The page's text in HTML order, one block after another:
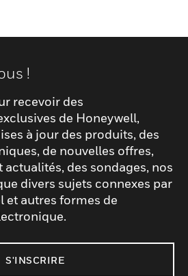
!
recevoir des
de Honeywell,
à jour des produits, des
de nouvelles offres,
actualités, des sondages, nos
divers sujets connexes par
et autres formes de
S'INSCRIRE